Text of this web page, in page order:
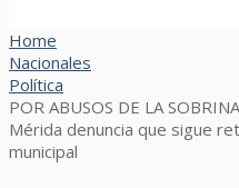
Home
Nacionales
Política
POR ABUSOS DE LA
Mérida denuncia que sigue
municipal